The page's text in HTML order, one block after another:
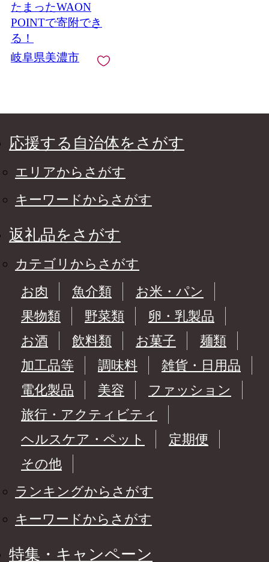
たまったWAON
POINTで寄附でき
る！
岐阜県美濃市
応援する自治体をさがす
エリアからさがす
キーワードからさがす
返礼品をさがす
カテゴリからさがす
お肉
魚介類
お米・パン
果物類
野菜類
卵・乳製品
お酒
飲料類 お菓子
麺類
加工品等
調味料
雑貨・日用品
電化製品
美容
ファッション
旅行・アクティビティ
ヘルスケア・ペット
定期便
その他
ランキングからさがす
キーワードからさがす
特集・キャンペーン